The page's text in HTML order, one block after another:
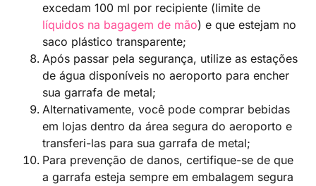
excedam 100 ml por recipiente (limite de
líquidos na bagagem de mão) e que estejam no
saco plástico transparente;
Após passar pela segurança, utilize as estações
de água disponíveis no aeroporto para encher
sua garrafa de metal;
Alternativamente, você pode comprar bebidas
em lojas dentro da área segura do aeroporto e
transferi-las para sua garrafa de metal;
Para prevenção de danos, certifique-se de que
a garrafa esteja sempre em embalagem segura